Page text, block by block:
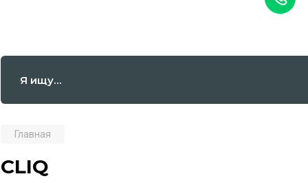
Главная
CLIQ